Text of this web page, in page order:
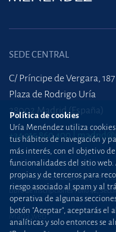
SEDE CENTRAL
C/ Príncipe de Vergara, 187
Plaza de Rodrigo Uría
28002 Madrid (España)
+34 915 860 400
Uría Menéndez Abogados, S.L.P. |
Libro de Inscripciones Folio 42,
Mapa web
Política de cookies
Uría Menéndez utiliza
tus hábitos de navegación y
más interés, con el objetivo
funcionalidades del sitio web.
propias y de terceros para
riesgo asociado al spam y al
operativa de algunas
botón "Aceptar", aceptarás el
analíticas y solo entonces se